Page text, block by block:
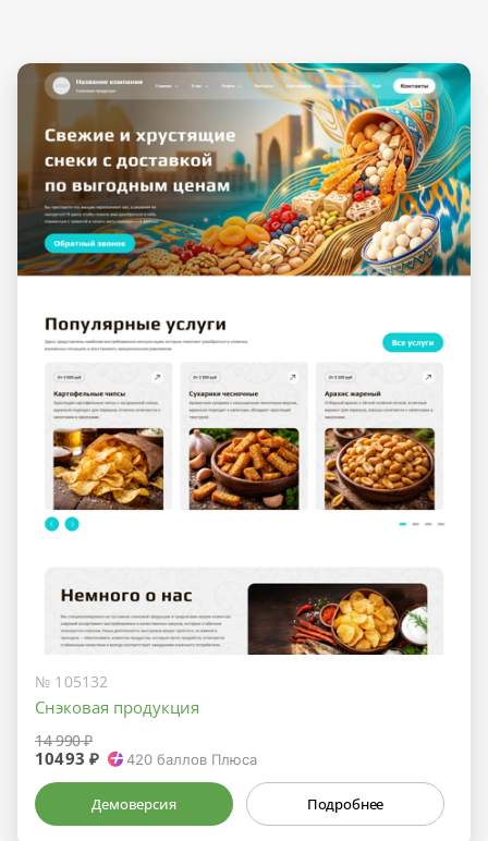
№ 105132
Снэковая продукция
14 990 ₽
10493 ₽ 420 баллов Плюса
Демоверсия Подробнее